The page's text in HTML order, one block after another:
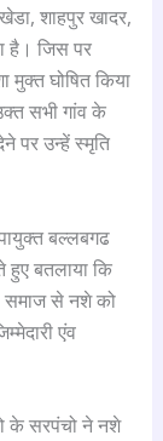
शाहपुर खादर,
है। जिस पर
मुक्त घोषित किया
सभी गांव के
पर उन्हें स्मृति
बल्लबगढ
बतलाया कि
समाज से नशे को
एंव
के सरपंचो ने नशे